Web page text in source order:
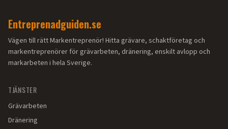
Entreprenadguiden.se
Vägen till rätt Markentreprenör! Hitta grävare, schaktföretag och
markentreprenörer för grävarbeten, dränering, enskilt avlopp och
markarbeten i hela Sverige.
TJÄNSTER
Grävarbeten
Dränering